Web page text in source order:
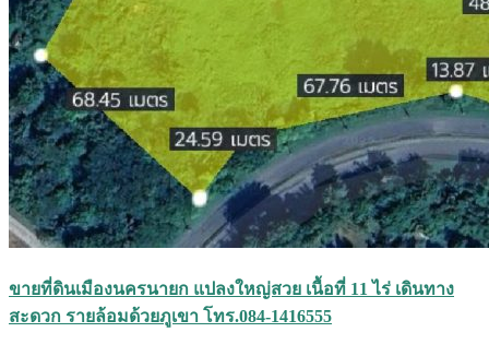
ขายที่ดินเมืองนครนายก แปลงใหญ่สวย เนื้อที่ 11 ไร่ เดินทาง
สะดวก รายล้อมด้วยภูเขา โทร.084-1416555